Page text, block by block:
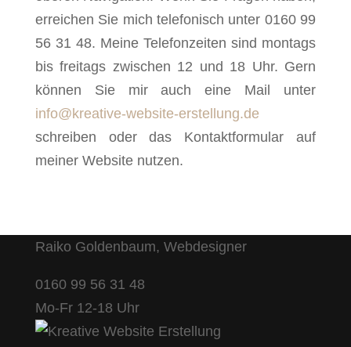
erreichen Sie mich telefonisch unter 0160 99
56 31 48. Meine Telefonzeiten sind montags
bis freitags zwischen 12 und 18 Uhr. Gern
können Sie mir auch eine Mail unter
info@kreative-website-erstellung.de
schreiben oder das Kontaktformular auf
meiner Website nutzen.
Raiko Goldenbaum, Webdesigner
0160 99 56 31 48
Mo-Fr 12-18 Uhr